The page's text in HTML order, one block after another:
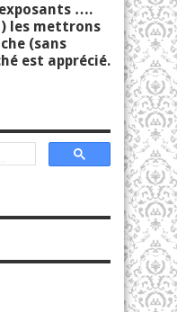
….
les mettrons
(sans
est apprécié.